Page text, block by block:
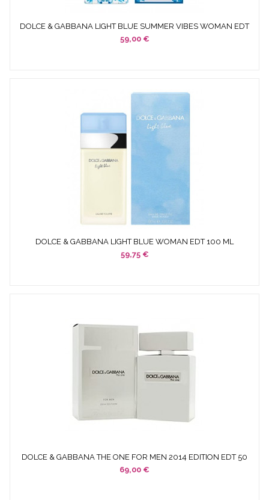
DOLCE & GABBANA LIGHT BLUE SUMMER VIBES WOMAN EDT
100 ML...
59,00 €
DOLCE & GABBANA LIGHT BLUE WOMAN EDT 100 ML
VAPORIZADOR
59,75 €
DOLCE & GABBANA THE ONE FOR MEN 2014 EDITION EDT 50
ML...
69,00 €